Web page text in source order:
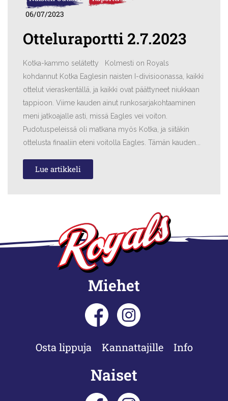
06/07/2023
Otteluraportti 2.7.2023
Kotka-kammo selätetty Kolmesti on Royals
kohdannut Kotka Eaglesin naisten I-divisioonassa, kaikki
ottelut vieraskentällä, ja kaikki ovat päättyneet niukkaan
tappioon. Viime kauden ainut runkosarjakohtaaminen
meni jatkoajalle asti, missä Eagles vei voiton.
Pudotuspeleissä oli matkana myös Kotka, ja siitäkin
ottelusta finaaliin eteni voitolla Eagles. Tämän kauden...
Lue artikkeli
Miehet
Osta lippuja Kannattajille Info
Naiset